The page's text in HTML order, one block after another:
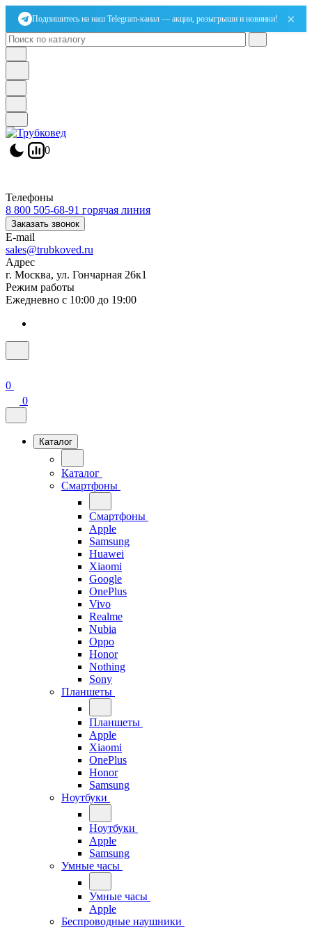
Подпишитесь на наш Telegram-канал — акции, розыгрыши и новинки! ×
0
Телефоны
8 800 505-68-91 горячая линия
Заказать звонок
E-mail
sales@trubkoved.ru
Адрес
г. Москва, ул. Гончарная 26к1
Режим работы
Ежедневно с 10:00 до 19:00
0
0
Каталог
Каталог
Смартфоны
Смартфоны
Apple
Samsung
Huawei
Xiaomi
Google
OnePlus
Vivo
Realme
Nubia
Oppo
Honor
Nothing
Sony
Планшеты
Планшеты
Apple
Xiaomi
OnePlus
Honor
Samsung
Ноутбуки
Ноутбуки
Apple
Samsung
Умные часы
Умные часы
Apple
Беспроводные наушники